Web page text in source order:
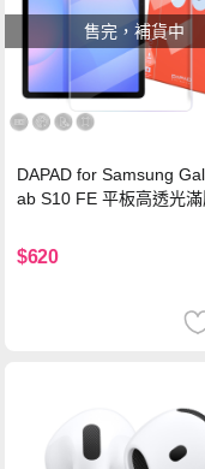
售完，補貨中
DAPAD for Samsung
ab S10 FE 平板高透光
$620